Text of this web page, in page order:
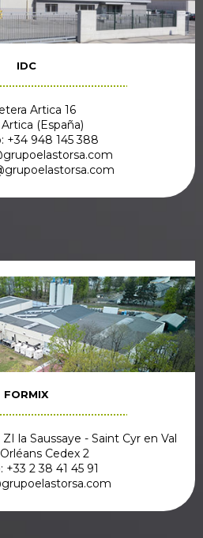
IDC
Artica 16
Artica (España)
+34 948 145 388
FORMIX
la Saussaye - Saint Cyr en Val
Cedex 2
+33 2 38 41 45 91